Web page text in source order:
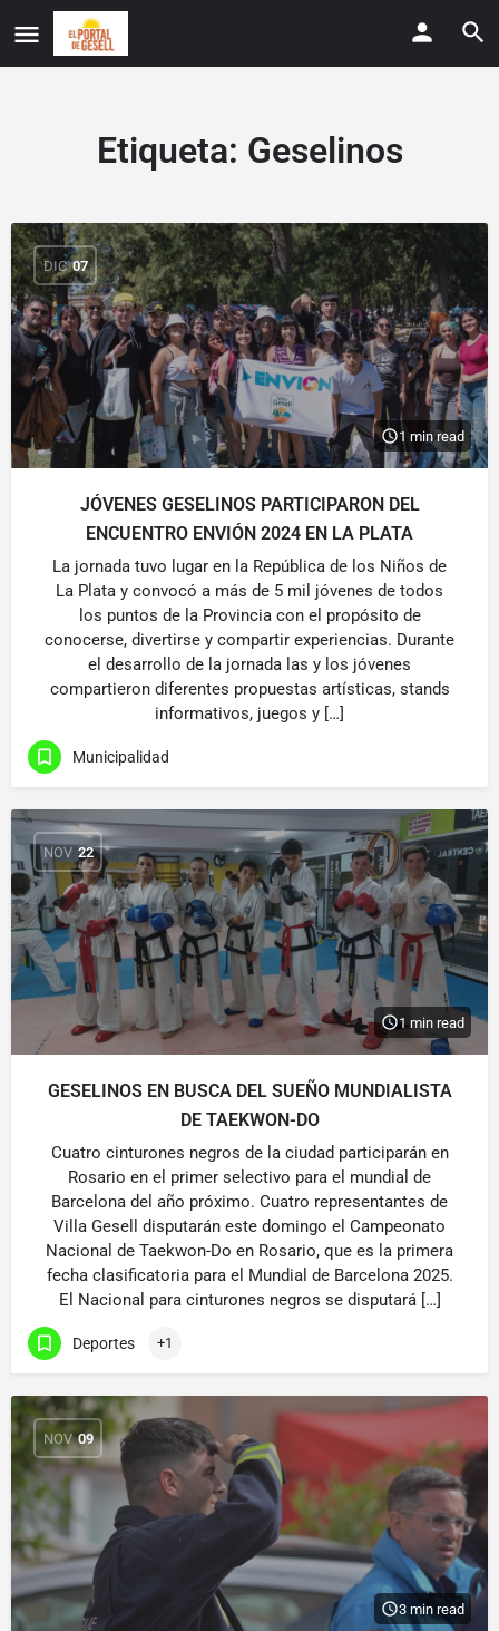
Etiqueta: Geselinos
DIC 07
1 min read
JÓVENES GESELINOS PARTICIPARON DEL
ENCUENTRO ENVIÓN 2024 EN LA PLATA
La jornada tuvo lugar en la República de los Niños de
La Plata y convocó a más de 5 mil jóvenes de todos
los puntos de la Provincia con el propósito de
conocerse, divertirse y compartir experiencias. Durante
el desarrollo de la jornada las y los jóvenes
compartieron diferentes propuestas artísticas, stands
informativos, juegos y […]
Municipalidad
NOV 22
1 min read
GESELINOS EN BUSCA DEL SUEÑO MUNDIALISTA
DE TAEKWON-DO
Cuatro cinturones negros de la ciudad participarán en
Rosario en el primer selectivo para el mundial de
Barcelona del año próximo. Cuatro representantes de
Villa Gesell disputarán este domingo el Campeonato
Nacional de Taekwon-Do en Rosario, que es la primera
fecha clasificatoria para el Mundial de Barcelona 2025.
El Nacional para cinturones negros se disputará […]
Deportes +1
NOV 09
3 min read